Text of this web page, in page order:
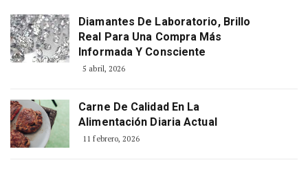
Diamantes De Laboratorio, Brillo
Real Para Una Compra Más
Informada Y Consciente
5 abril, 2026
Carne De Calidad En La
Alimentación Diaria Actual
11 febrero, 2026